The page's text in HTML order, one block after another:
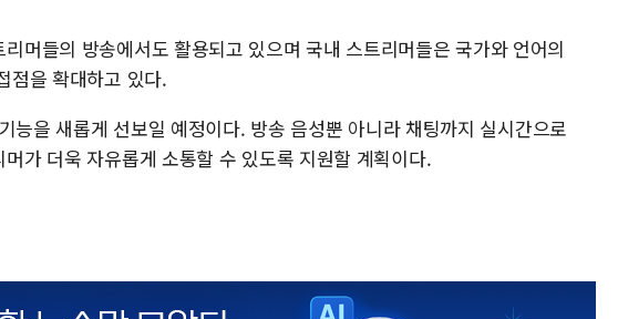
머들의 방송에서도 활용되고 있으며 국내 스트리머들은 국가와 언어의
점을 확대하고 있다.
능을 새롭게 선보일 예정이다. 방송 음성뿐 아니라 채팅까지 실시간으로
가 더욱 자유롭게 소통할 수 있도록 지원할 계획이다.